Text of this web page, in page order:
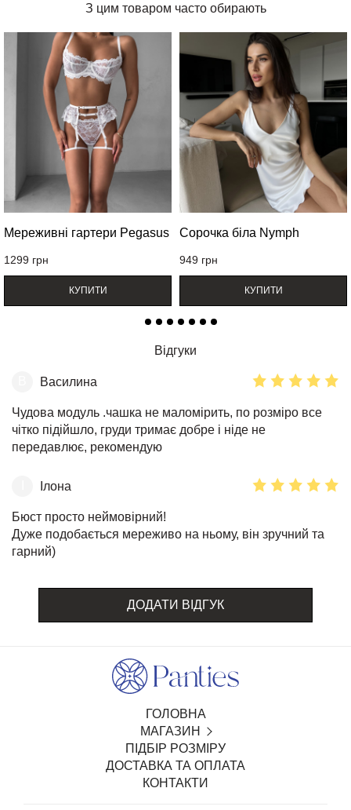
З цим товаром часто обирають
Мереживні гартери Pegasus
1299 грн
КУПИТИ
Сорочка біла Nymph
949 грн
КУПИТИ
Відгуки
Василина
Чудова модуль .чашка не маломірить, по розміро все
чітко підійшло, груди тримає добре і ніде не
передавлює, рекомендую
Ілона
Бюст просто неймовірний!
Дуже подобається мереживо на ньому, він зручний та
гарний)
ДОДАТИ ВІДГУК
ГОЛОВНА
МАГАЗИН
SALE
БІЛИЗНА З ВІДКРИТИМ ДОСТУПОМ
ПІДБІР РОЗМІРУ
ДОСТАВКА ТА ОПЛАТА
КОНТАКТИ